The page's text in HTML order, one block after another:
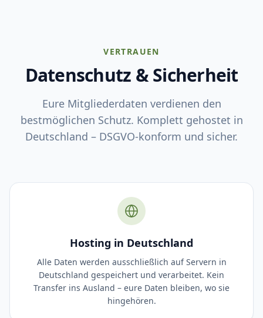
VERTRAUEN
Datenschutz & Sicherheit
Eure Mitgliederdaten verdienen den
bestmöglichen Schutz. Komplett gehostet in
Deutschland – DSGVO-konform und sicher.
Hosting in Deutschland
Alle Daten werden ausschließlich auf Servern in
Deutschland gespeichert und verarbeitet. Kein
Transfer ins Ausland – eure Daten bleiben, wo sie
hingehören.